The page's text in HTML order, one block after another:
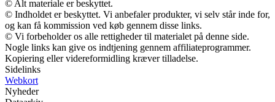
© Alt materiale er beskyttet.
© Indholdet er beskyttet. Vi anbefaler produkter, vi selv står inde for,
og kan få kommission ved køb gennem disse links.
© Vi forbeholder os alle rettigheder til materialet på denne side.
Nogle links kan give os indtjening gennem affiliateprogrammer.
Kopiering eller videreformidling kræver tilladelse.
Sidelinks
Webkort
Nyheder